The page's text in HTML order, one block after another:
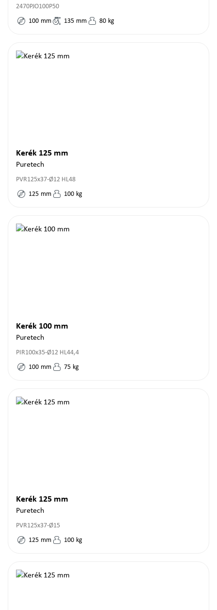
2470PJO100P50
100 mm 135 mm 80 kg
Kerék 125 mm
Puretech
PVR125x37-Ø12 HL48
125 mm 100 kg
Kerék 100 mm
Puretech
PIR100x35-Ø12 HL44,4
100 mm 75 kg
Kerék 125 mm
Puretech
PVR125x37-Ø15
125 mm 100 kg